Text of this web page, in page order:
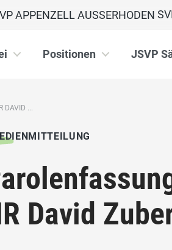
Positionen JSVP
DAVID ...
David